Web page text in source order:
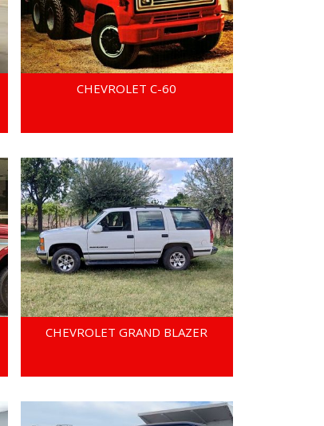
CHEVROLET C-60
CHEVROLET GRAND BLAZER